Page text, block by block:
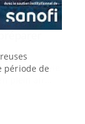
période de